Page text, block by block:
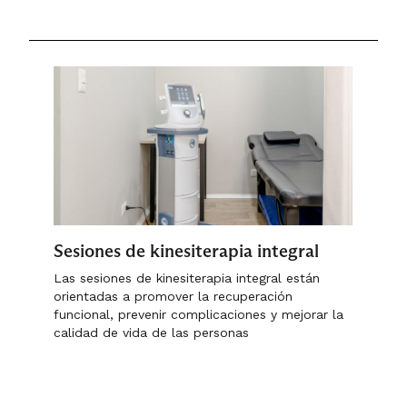
La integración de estos estudios permite
una evaluación completa de la motilidad
ocular y la visión binocular, optimizando
el diagnóstico y el plan de manejo.
Sesiones de kinesiterapia integral
Las sesiones de kinesiterapia integral están
orientadas a promover la recuperación
funcional, prevenir complicaciones y mejorar la
calidad de vida de las personas